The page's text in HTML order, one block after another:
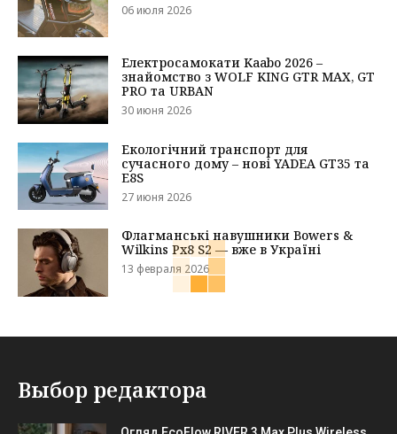
06 июля 2026
Електросамокати Kaabo 2026 –
знайомство з WOLF KING GTR MAX, GT
PRO та URBAN
30 июня 2026
Екологічний транспорт для
сучасного дому – нові YADEA GT35 та
E8S
27 июня 2026
Флагманські навушники Bowers &
Wilkins Px8 S2 — вже в Україні
13 февраля 2026
Выбор редактора